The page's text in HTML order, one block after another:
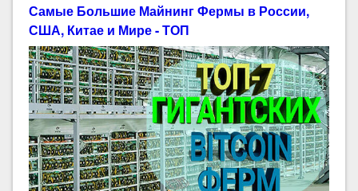
Самые Большие Майнинг Фермы в России,
США, Китае и Мире - ТОП